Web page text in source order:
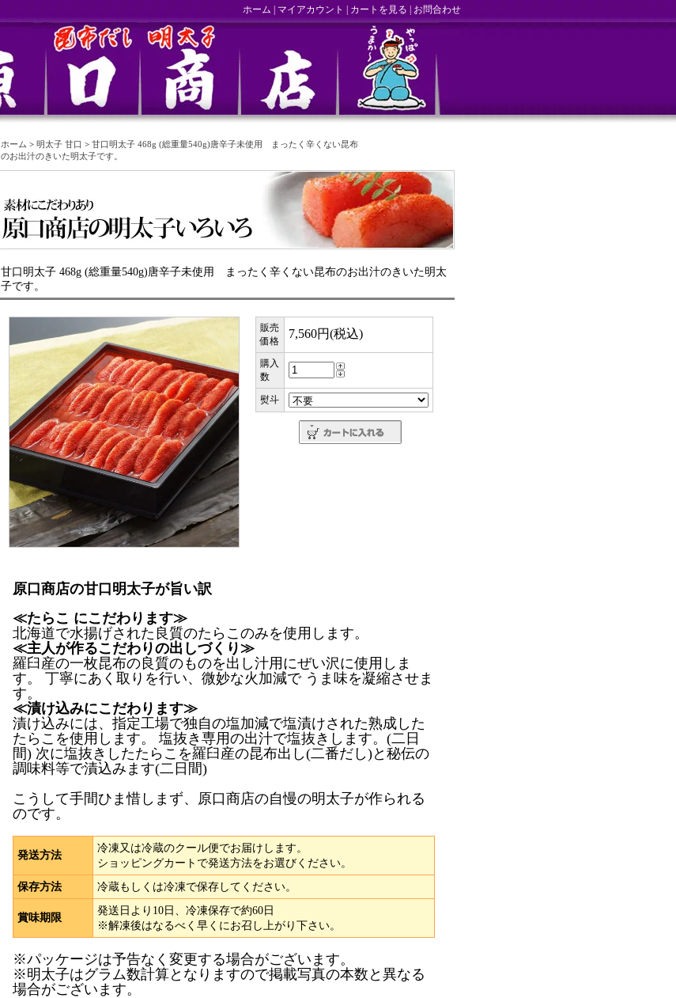
ホーム マイアカウント カートを見る お問合わせ
ホーム > 明太子 甘口 > 甘口明太子 468g (総重量540g)唐辛子未使用 まったく辛くない昆布
のお出汁のきいた明太子です。
甘口明太子 468g (総重量540g)唐辛子未使用 まったく辛くない昆布のお出汁のきいた明太
子です。
販売
価格
7,560円(税込)
購入
数
熨斗
原口商店の甘口明太子が旨い訳
≪たらこ にこだわります≫
北海道で水揚げされた良質のたらこのみを使用します。
≪主人が作るこだわりの出しづくり≫
羅臼産の一枚昆布の良質のものを出し汁用にぜい沢に使用しま
す。 丁寧にあく取りを行い、微妙な火加減で うま味を凝縮させま
す。
≪漬け込みにこだわります≫
漬け込みには、指定工場で独自の塩加減で塩漬けされた熟成した
たらこを使用します。 塩抜き専用の出汁で塩抜きします。(二日
間) 次に塩抜きしたたらこを羅臼産の昆布出し(二番だし)と秘伝の
調味料等で漬込みます(二日間)
こうして手間ひま惜しまず、原口商店の自慢の明太子が作られる
のです。
発送方法
冷凍又は冷蔵のクール便でお届けします。
ショッピングカートで発送方法をお選びください。
保存方法
冷蔵もしくは冷凍で保存してください。
賞味期限
発送日より10日、冷凍保存で約60日
※解凍後はなるべく早くにお召し上がり下さい。
※パッケージは予告なく変更する場合がございます。
※明太子はグラム数計算となりますので掲載写真の本数と異なる
場合がございます。